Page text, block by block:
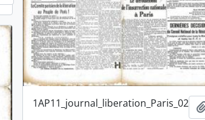
1AP11_journal_liberation_Paris_02